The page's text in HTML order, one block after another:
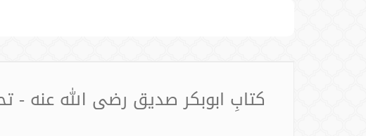
کتابِ ابوبکر صديق رضى الله عنه -